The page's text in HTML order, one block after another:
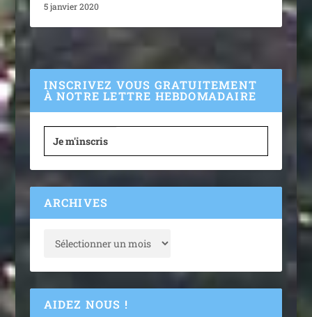
5 janvier 2020
INSCRIVEZ VOUS GRATUITEMENT
À NOTRE LETTRE HEBDOMADAIRE
Je m'inscris
ARCHIVES
AIDEZ NOUS !